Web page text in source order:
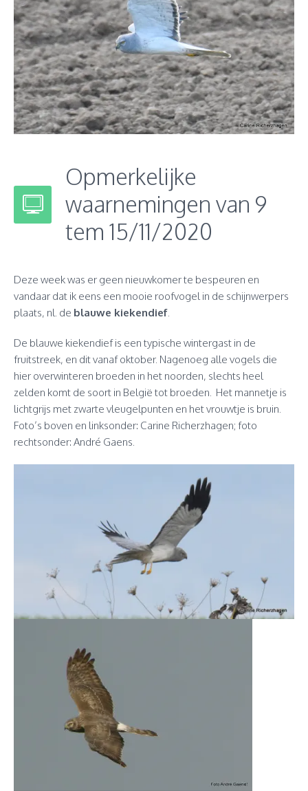
Opmerkelijke
waarnemingen van 9
tem 15/11/2020
Deze week was er geen nieuwkomer te bespeuren en
vandaar dat ik eens een mooie roofvogel in de schijnwerpers
plaats, nl. de blauwe kiekendief
De blauwe kiekendief is een typische wintergast in de
fruitstreek, en dit vanaf oktober. Nagenoeg alle vogels die
hier overwinteren broeden in het noorden, slechts heel
zelden komt de soort in België tot broeden. Het mannetje is
lichtgrijs met zwarte vleugelpunten en het vrouwtje is bruin.
Foto’s boven en linksonder: Carine Richerzhagen; foto
rechtsonder: André Gaens.